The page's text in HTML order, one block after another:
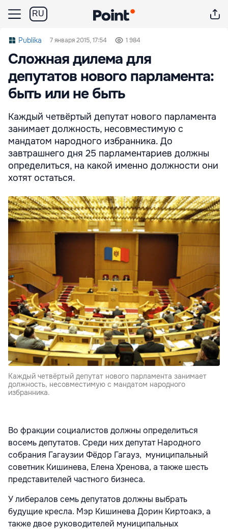
RU
Publika 7 января 2015, 17:54 1 984
Сложная дилема для
депутатов нового парламента:
быть или не быть
Каждый четвёртый депутат нового парламента
занимает должность, несовместимую с
мандатом народного избранника. До
завтрашнего дня 25 парламентариев должны
определиться, на какой именно должности они
хотят остаться.
Каждый четвёртый депутат нового парламента занимает
должность, несовместимую с мандатом народного
избранника.
Во фракции социалистов должны определиться
восемь депутатов. Среди них депутат Народного
собрания Гагаузии Фёдор Гагауз, муниципальный
советник Кишинева, Елена Хренова, а также шесть
представителей частного бизнеса.
У либералов семь депутатов должны выбрать
будущие кресла. Мэр Кишинева Дорин Киртоакэ, а
также двое руководителей муниципальных